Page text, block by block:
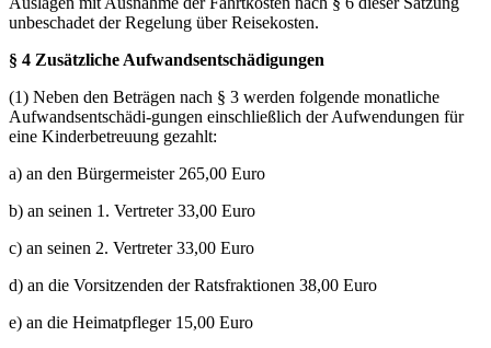
unbeschadet der Regelung über Reisekosten.
§ 4 Zusätzliche Aufwandsentschädigungen
(1) Neben den Beträgen nach § 3 werden folgende monatliche
Aufwandsentschädi-gungen einschließlich der Aufwendungen für
eine Kinderbetreuung gezahlt:
a) an den Bürgermeister 265,00 Euro
b) an seinen 1. Vertreter 33,00 Euro
c) an seinen 2. Vertreter 33,00 Euro
d) an die Vorsitzenden der Ratsfraktionen 38,00 Euro
e) an die Heimatpfleger 15,00 Euro